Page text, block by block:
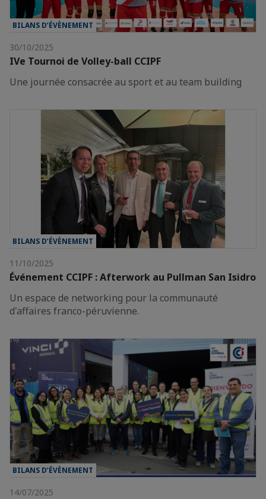
BILANS D’ÉVÈNEMENT
30/10/2025
IVe Tournoi de Volley-ball CCIPF
Une journée consacrée au sport et au team building
BILANS D’ÉVÈNEMENT
11/10/2025
Événement CCIPF : Afterwork au Pullman San Isidro
Un espace de networking pour la communauté
d'affaires franco-péruvienne.
BILANS D’ÉVÈNEMENT
14/07/2025